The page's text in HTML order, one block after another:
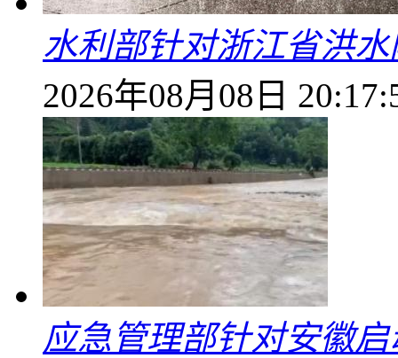
水利部针对浙江省洪
2026年08月08日
应急管理部针对安徽